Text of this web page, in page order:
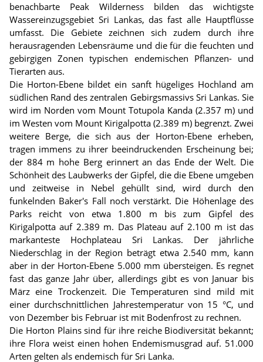
benachbarte Peak Wilderness bilden das wichtigste
Wassereinzugsgebiet Sri Lankas, das fast alle Hauptflüsse
umfasst. Die Gebiete zeichnen sich zudem durch ihre
herausragenden Lebensräume und die für die feuchten und
gebirgigen Zonen typischen endemischen Pflanzen- und
Tierarten aus.
Die Horton-Ebene bildet ein sanft hügeliges Hochland am
südlichen Rand des zentralen Gebirgsmassivs Sri Lankas. Sie
wird im Norden vom Mount Totupola Kanda (2.357 m) und
im Westen vom Mount Kirigalpotta (2.389 m) begrenzt. Zwei
weitere Berge, die sich aus der Horton-Ebene erheben,
tragen immens zu ihrer beeindruckenden Erscheinung bei;
der 884 m hohe Berg erinnert an das Ende der Welt. Die
Schönheit des Laubwerks der Gipfel, die die Ebene umgeben
und zeitweise in Nebel gehüllt sind, wird durch den
funkelnden Baker's Fall noch verstärkt. Die Höhenlage des
Parks reicht von etwa 1.800 m bis zum Gipfel des
Kirigalpotta auf 2.389 m. Das Plateau auf 2.100 m ist das
markanteste Hochplateau Sri Lankas. Der jährliche
Niederschlag in der Region beträgt etwa 2.540 mm, kann
aber in der Horton-Ebene 5.000 mm übersteigen. Es regnet
fast das ganze Jahr über, allerdings gibt es von Januar bis
März eine Trockenzeit. Die Temperaturen sind mild mit
einer durchschnittlichen Jahrestemperatur von 15 °C, und
von Dezember bis Februar ist mit Bodenfrost zu rechnen.
Die Horton Plains sind für ihre reiche Biodiversität bekannt;
ihre Flora weist einen hohen Endemismusgrad auf. 51.000
Arten gelten als endemisch für Sri Lanka.